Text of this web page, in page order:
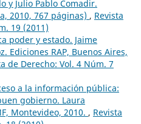
y Julio Pablo Comadir.
2010, 767 páginas) , Revista
19 (2011)
poder y estado. Jaime
Ediciones RAP, Buenos Aires,
de Derecho: Vol. 4 Núm. 7
a la información pública:
gobierno. Laura
Montevideo, 2010. , Revista